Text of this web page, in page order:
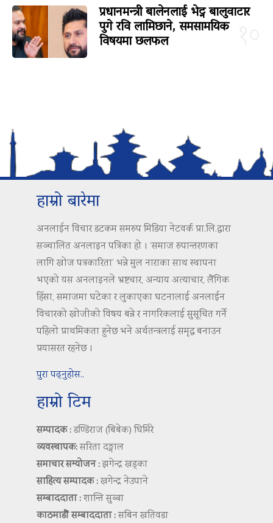
प्रधानमन्त्री बालेनलाई भेट्न बालुवाटार
पुगे रवि लामिछाने, समसामयिक
विषयमा छलफल
हाम्रो बारेमा
अनलाईन विचार डटकम समरुप मिडिया नेटवर्क प्रा.लि.द्वारा
सञ्चालित अनलाइन पत्रिका हो । ‘समाज रुपान्तरणका
लागि खोज पत्रकारिता’ भन्ने मुल नाराका साथ स्थापना
भएको यस अनलाइनले भ्रष्टचार, अन्याय अत्याचार, लैंगिक
हिंसा, समाजमा घटेका र लुकाएका घटनालाई अनलाईन
विचारको खोजीको विषय बन्ने र नागरिकलाई सुसूचित गर्ने
पहिलो प्राथमिकता हुनेछ भने अर्थतन्त्रलाई समृद्ध बनाउन
प्रयासरत रहनेछ ।
पुरा पढ्नुहोस..
हाम्रो टिम
सम्पादक :डण्डिराज (बिबेक) घिमिरे
व्यवस्थापक:सरिता दङ्गाल
समाचार सम्योजन :झगेन्द्र खड्का
साहित्य सम्पादक :खगेन्द्र नेउपाने
सम्बाददाता :शान्ति सुब्बा
काठमाडौं सम्बाददाता :सबिन खतिवडा